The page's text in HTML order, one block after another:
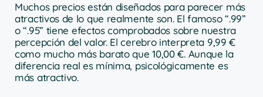
Muchos precios están diseñados para parecer más
atractivos de lo que realmente son. El famoso “.99”
o “.95” tiene efectos comprobados sobre nuestra
percepción del valor. El cerebro interpreta 9,99 €
como mucho más barato que 10,00 €. Aunque la
diferencia real es mínima, psicológicamente es
más atractivo.